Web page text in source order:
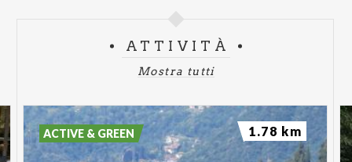
ATTIVITÀ
Mostra tutti
ACTIVE & GREEN 1.78 km